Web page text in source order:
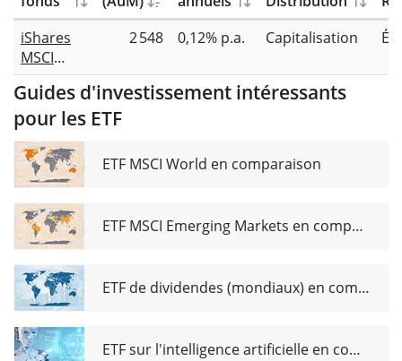
iShares
MSCI
Europe
CTB
Enhanced
UCITS ETF
EUR (Acc)
2 548 0,12% p.a. Capitalisation
Guides d'investissement intéressants
pour les ETF
ETF MSCI World en comparaison
ETF MSCI Emerging Markets en comparaison
ETF de dividendes (mondiaux) en comparaison
ETF sur l'intelligence artificielle en comparaison